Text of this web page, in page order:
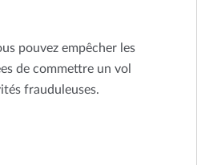
pouvez empêcher les
de commettre un vol
frauduleuses.